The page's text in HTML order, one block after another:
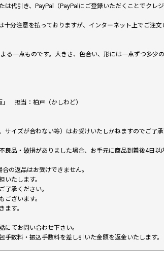
代引き、PayPal（PayPalにご登録いただくことでク
分注意を払っておりますが、インターネット上でご注
る一点ものです。大きさ、色合い、形には一点ずつ多少
」 担当：柏戸（かしわど）
イズが合わない等）はお受けいたしかねますのでご了承
品・破損がありました場合、お手元に商品到着後4日以
の返品はお受けできません。
たします。
了承ください。
ざいます。
ます。
にてお問い合わせ下さい。
数料・振込手数料を差し引いた金額を返金いたします